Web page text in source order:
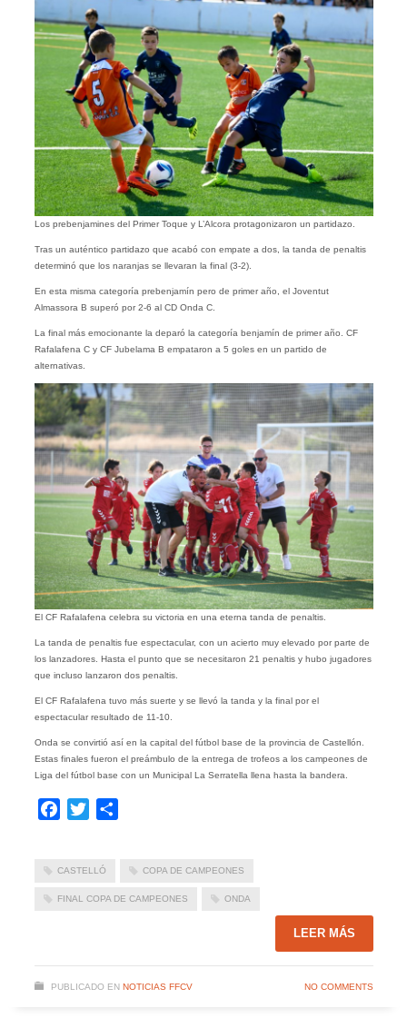
Los prebenjamines del Primer Toque y L’Alcora protagonizaron un partidazo.
Tras un auténtico partidazo que acabó con empate a dos, la tanda de penaltis
determinó que los naranjas se llevaran la final (3-2).
En esta misma categoría prebenjamín pero de primer año, el Joventut
Almassora B superó por 2-6 al CD Onda C.
La final más emocionante la deparó la categoría benjamín de primer año. CF
Rafalafena C y CF Jubelama B empataron a 5 goles en un partido de
alternativas.
El CF Rafalafena celebra su victoria en una eterna tanda de penaltis.
La tanda de penaltis fue espectacular, con un acierto muy elevado por parte de
los lanzadores. Hasta el punto que se necesitaron 21 penaltis y hubo jugadores
que incluso lanzaron dos penaltis.
El CF Rafalafena tuvo más suerte y se llevó la tanda y la final por el
espectacular resultado de 11-10.
Onda se convirtió así en la capital del fútbol base de la provincia de Castellón.
Estas finales fueron el preámbulo de la entrega de trofeos a los campeones de
Liga del fútbol base con un Municipal La Serratella llena hasta la bandera.
Facebook
Twitter
CASTELLÓ COPA DE CAMPEONES
FINAL COPA DE CAMPEONES ONDA
LEER MÁS
PUBLICADO EN NOTICIAS FFCV NO COMMENTS